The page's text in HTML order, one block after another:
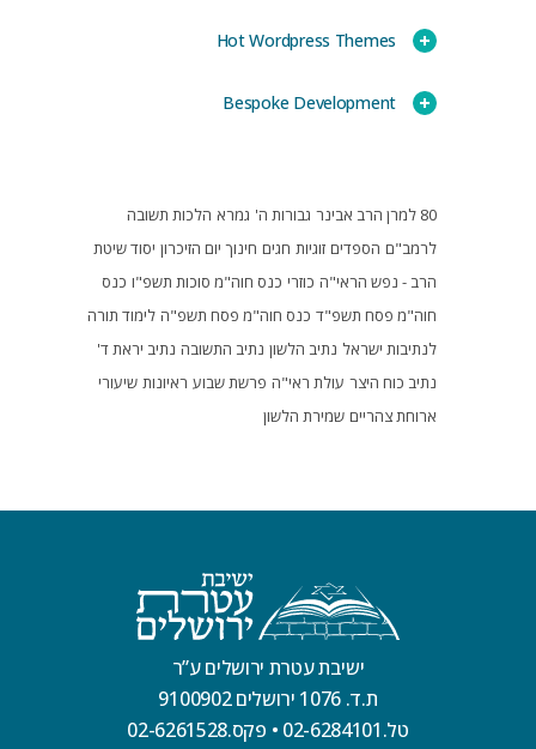
Hot Wordpress Themes
Bespoke Development
80 למרן הרב אבינר גבורות ה' גמרא הלכות תשובה
לרמב"ם הספדים זוגיות חגים חינוך יום הזיכרון יסוד שיטת
הרב - נפש הראי"ה כוזרי כנס חוה"מ סוכות תשפ"ו כנס
חוה"מ פסח תשפ"ד כנס חוה"מ פסח תשפ"ה לימוד תורה
לנתיבות ישראל נתיב הלשון נתיב התשובה נתיב יראת ד'
נתיב כוח היצר עולת ראי"ה פרשת שבוע ראיונות שיעורי
ארוחת צהריים שמירת הלשון
ישיבת עטרת ירושלים ע”ר
ת.ד. 1076 ירושלים 9100902
טל.02-6284101
• פקס.02-6261528